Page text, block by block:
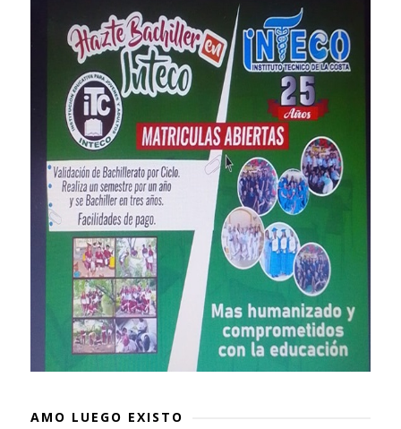
AMO LUEGO EXISTO